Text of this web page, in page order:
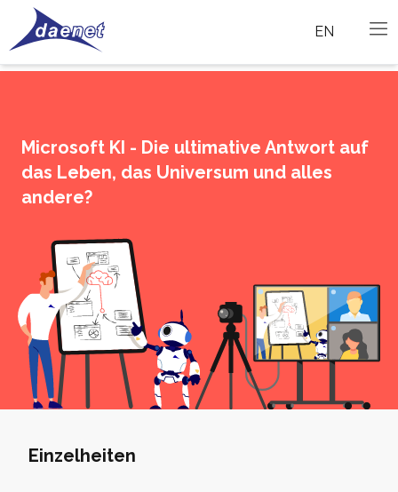
EN
Microsoft KI - Die ultimative Antwort auf
das Leben, das Universum und alles
andere?
Einzelheiten